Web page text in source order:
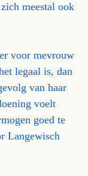
meestal ook
voor mevrouw
legaal is, dan
van haar
voelt
goed te
Langewisch